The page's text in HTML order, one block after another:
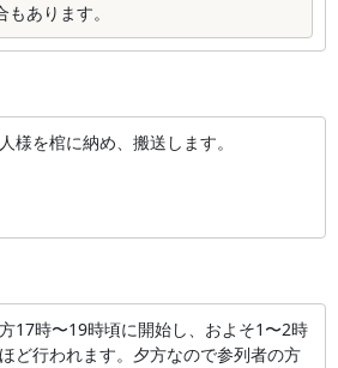
あります。
様を棺に納め、搬送します。
17時〜19時頃に開始し、およそ1〜2時
ど行われます。夕方なので参列者の方